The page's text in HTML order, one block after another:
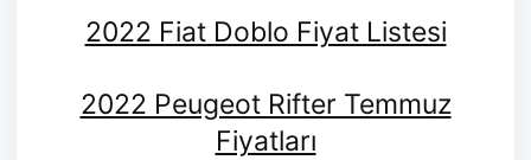
2022 Fiat Doblo Fiyat Listesi
2022 Peugeot Rifter Temmuz
Fiyatları